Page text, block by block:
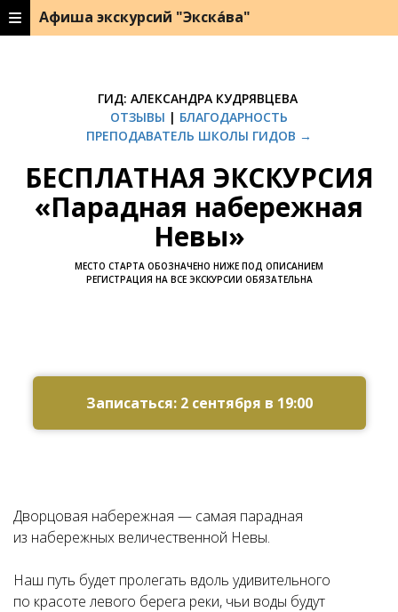
Афиша экскурсий "Экска́ва"
ГИД: АЛЕКСАНДРА КУДРЯВЦЕВА
ОТЗЫВЫ | БЛАГОДАРНОСТЬ
ПРЕПОДАВАТЕЛЬ ШКОЛЫ ГИДОВ →
БЕСПЛАТНАЯ ЭКСКУРСИЯ
«Парадная набережная
Невы»
МЕСТО СТАРТА ОБОЗНАЧЕНО НИЖЕ ПОД ОПИСАНИЕМ
РЕГИСТРАЦИЯ НА ВСЕ ЭКСКУРСИИ ОБЯЗАТЕЛЬНА
Записаться: 2 сентября в 19:00
Дворцовая набережная — самая парадная
из набережных величественной Невы.
Наш путь будет пролегать вдоль удивительного
по красоте левого берега реки, чьи воды будут